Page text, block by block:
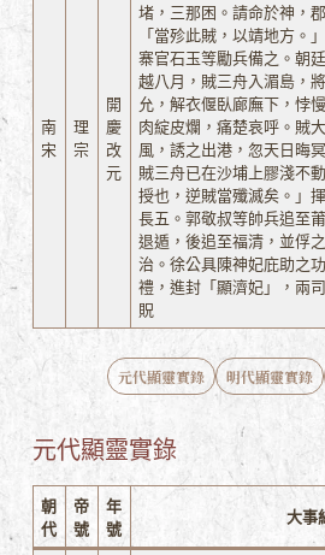
南
宋
理
宗
開
慶
改
元
堵，三那困。請命於神，
「當殄此賊，以靖地方。
寨官石玉等勵兵備之。朝
越八月，賊三舟入湄島，
允，解衣偃臥廊廡下，悖
肉綻皮爛，痛楚哀呼。賊
風，誘之出港，忽天日晦
賊三舟已在沙埔上膠淺不
授也，逆賊當殲滅矣。」
長五。郭敬叔等帥兵追至
退遁，後追至福清，並俘
治。徐公具陳神妃庇助之
禮，進封「顯濟妃」，兩
貺
元代顯靈實錄 明代顯靈實錄
元代顯靈實錄
朝
代
帝
號
年
號
大事